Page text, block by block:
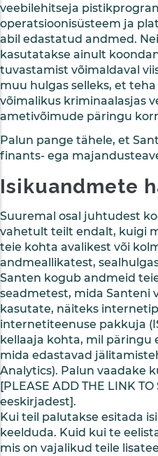
veebilehitseja
operatsioonisüsteem ja
abil edastatud andmed.
kasutatakse ainult
tuvastamist võimaldaval
muu hulgas selleks, et
võimalikus kriminaalasjas
ametivõimude päringu
Palun pange tähele, et
finants- ega
Isikuandmete
Suuremal osal juhtudest
vahetult teilt endalt, kuigi
teie kohta avalikest või
andmeallikatest,
Santen kogub andmeid
seadmetest, mida Santeni
kasutate, näiteks
internetiteenuse pakkuja
kellaaja kohta, mil päringu
mida edastavad
Analytics). Palun vaadake
[PLEASE ADD THE LINK
eeskirjadest].
Kui teil palutakse esitada
keelduda. Kuid kui te
mis on vajalikud teile